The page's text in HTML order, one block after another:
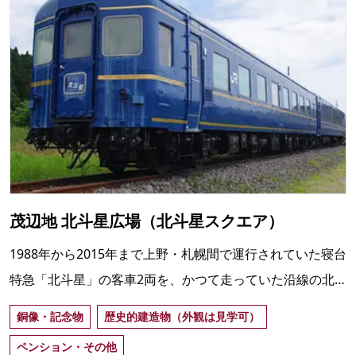
茂辺地 北斗星広場（北斗星スクエア）
1988年から2015年まで上野・札幌間で運行されていた寝台
特急「北斗星」の客車2両を、かつて走っていた沿線の北
斗市茂辺地で保存・展示。2022年4月から車内で宿泊可能
に。
銅像・記念物
歴史的建造物（外観は見学可）
ペンション・その他